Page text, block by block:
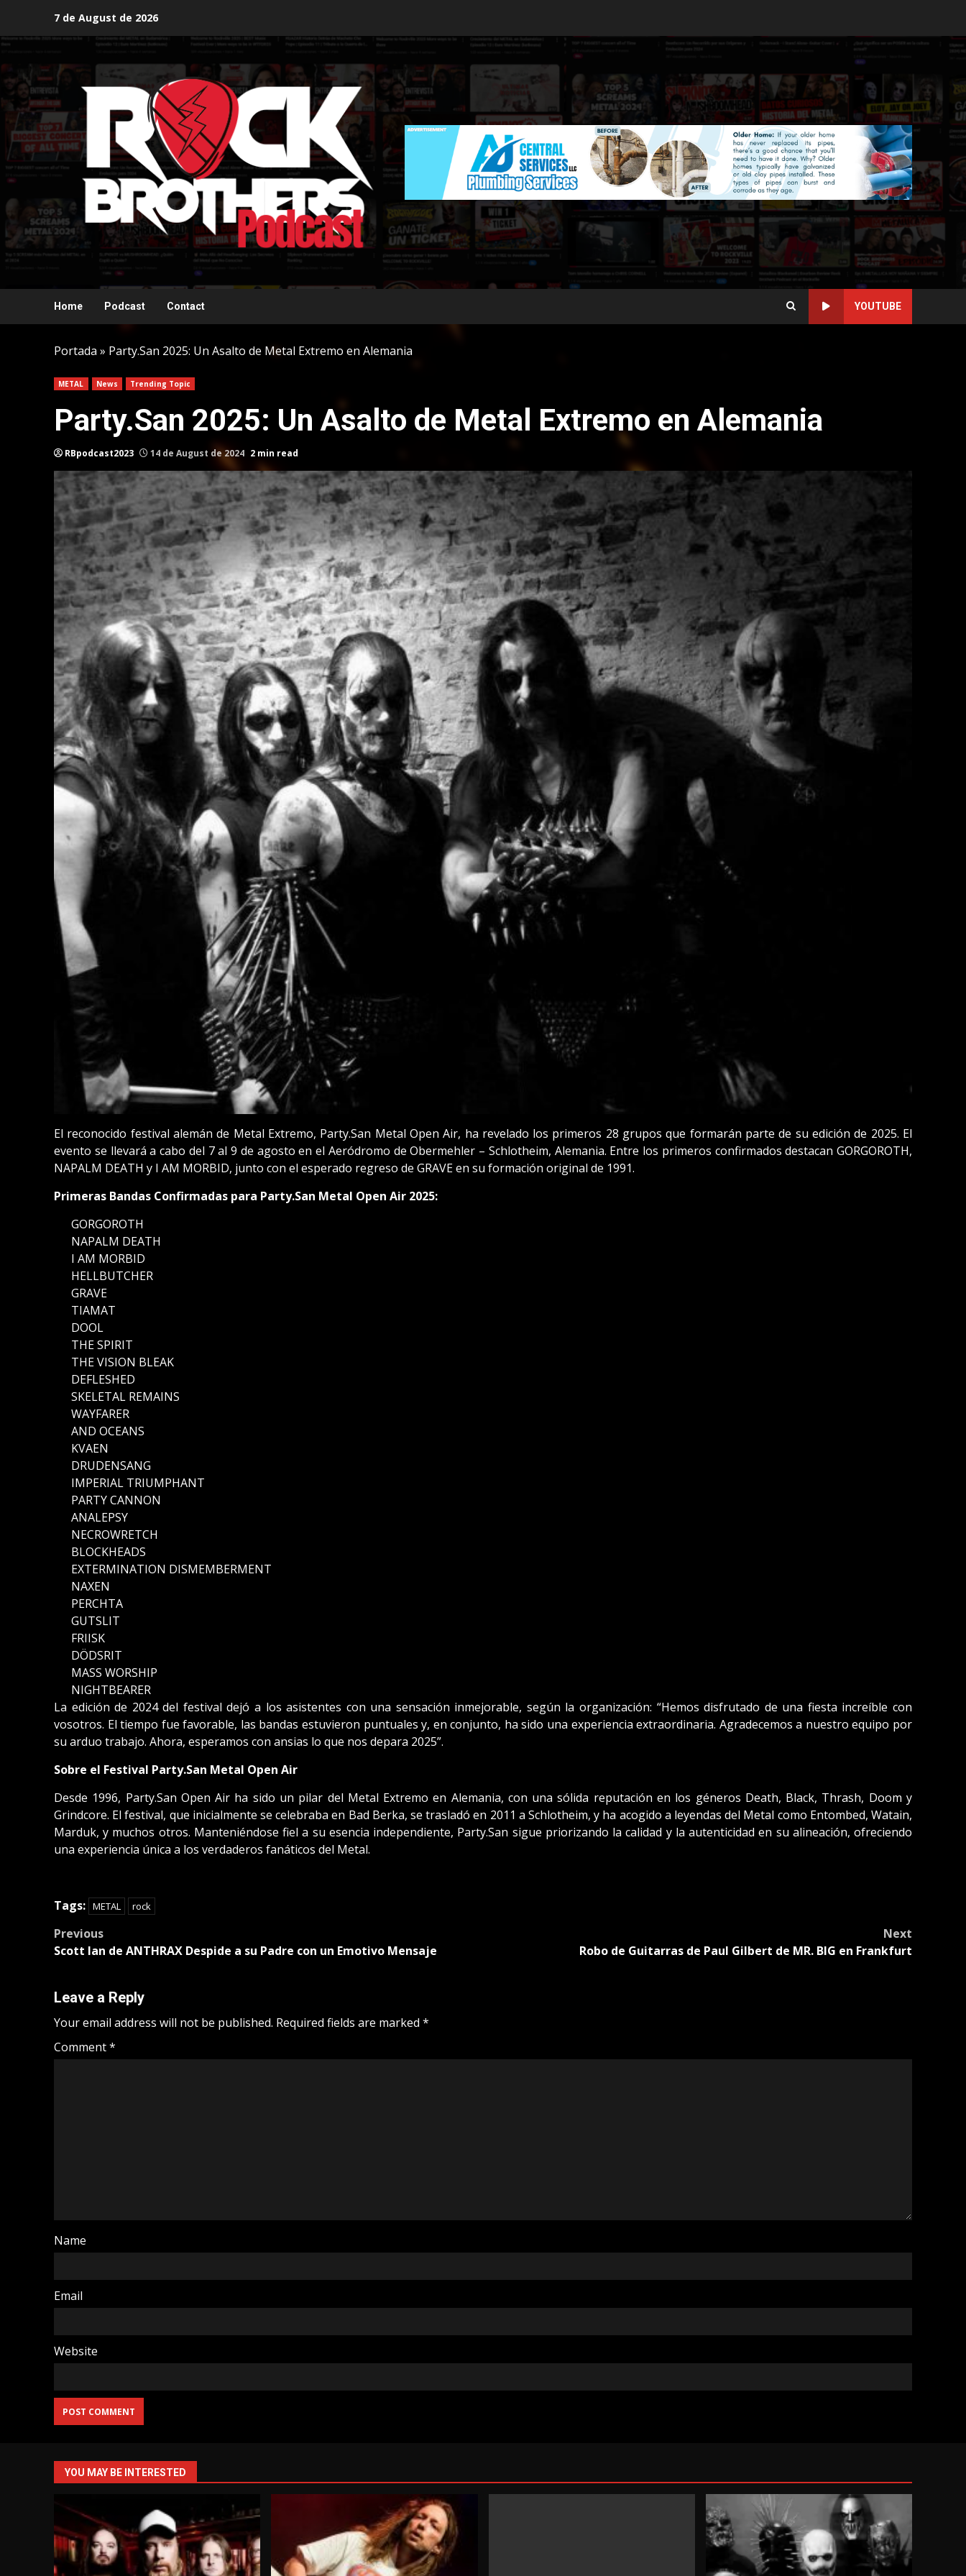
content
7 de August de 2026
Home Podcast Contact YOUTUBE
Portada » Party.San 2025: Un Asalto de Metal Extremo en Alemania
METAL News Trending Topic
Party.San 2025: Un Asalto de Metal Extremo en Alemania
RBpodcast2023 14 de August de 2024 2 min read
El reconocido festival alemán de Metal Extremo, Party.San Metal Open Air, ha revelado los primeros 28 grupos que formarán parte de su edición de 2025. El
evento se llevará a cabo del 7 al 9 de agosto en el Aeródromo de Obermehler – Schlotheim, Alemania. Entre los primeros confirmados destacan GORGOROTH,
NAPALM DEATH y I AM MORBID, junto con el esperado regreso de GRAVE en su formación original de 1991.
Primeras Bandas Confirmadas para Party.San Metal Open Air 2025:
GORGOROTH
NAPALM DEATH
I AM MORBID
HELLBUTCHER
GRAVE
TIAMAT
DOOL
THE SPIRIT
THE VISION BLEAK
DEFLESHED
SKELETAL REMAINS
WAYFARER
AND OCEANS
KVAEN
DRUDENSANG
IMPERIAL TRIUMPHANT
PARTY CANNON
ANALEPSY
NECROWRETCH
BLOCKHEADS
EXTERMINATION DISMEMBERMENT
NAXEN
PERCHTA
GUTSLIT
FRIISK
DÖDSRIT
MASS WORSHIP
NIGHTBEARER
La edición de 2024 del festival dejó a los asistentes con una sensación inmejorable, según la organización: “Hemos disfrutado de una fiesta increíble con
vosotros. El tiempo fue favorable, las bandas estuvieron puntuales y, en conjunto, ha sido una experiencia extraordinaria. Agradecemos a nuestro equipo por
su arduo trabajo. Ahora, esperamos con ansias lo que nos depara 2025”.
Sobre el Festival Party.San Metal Open Air
Desde 1996, Party.San Open Air ha sido un pilar del Metal Extremo en Alemania, con una sólida reputación en los géneros Death, Black, Thrash, Doom y
Grindcore. El festival, que inicialmente se celebraba en Bad Berka, se trasladó en 2011 a Schlotheim, y ha acogido a leyendas del Metal como Entombed, Watain,
Marduk, y muchos otros. Manteniéndose fiel a su esencia independiente, Party.San sigue priorizando la calidad y la autenticidad en su alineación, ofreciendo
una experiencia única a los verdaderos fanáticos del Metal.
Tags: METAL rock
Post
Previous
Scott Ian de ANTHRAX Despide a su Padre con un Emotivo Mensaje
Next
Robo de Guitarras de Paul Gilbert de MR. BIG en Frankfurt
Leave a Reply
Your email address will not be published. Required fields are marked *
Comment*
Name
Email
Website
YOU MAY BE INTERESTED